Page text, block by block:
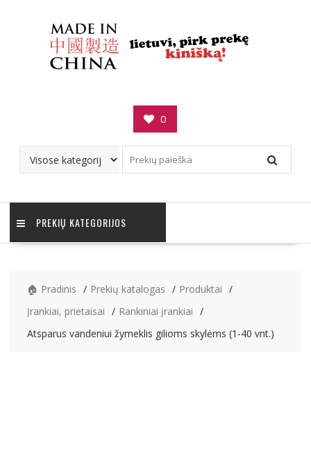
0
PREKIŲ KATEGORIJOS
🏠 Pradinis Prekių katalogas
Produktai
Įrankiai, prietaisai
Rankiniai įrankiai
Atsparus vandeniui žymeklis gilioms skylėms (1-40 vnt.)